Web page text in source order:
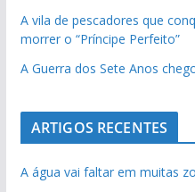
A vila de pescadores que
morrer o “Príncipe Perfeito”
A Guerra dos Sete Anos
ARTIGOS RECENTES
A água vai faltar em muitas